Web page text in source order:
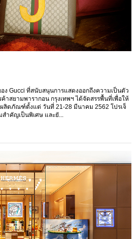
ง Gucci ที่สนับสนุนการแสดงออกถึงความเป็นตัว
าสยามพารากอน กรุงเทพฯ ได้จัดสรรพื้นที่เพื่อให้
ผลิตภัณฑ์ตั้งแต่ วันที่ 21-28 มีนาคม 2562 โปรเจ็
สำคัญเป็นพิเศษ และยั...